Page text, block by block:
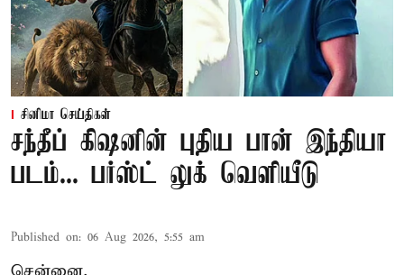
சினிமா செய்திகள்
சந்தீப் கிஷனின் புதிய பான் இந்தியா
படம்... பர்ஸ்ட் லுக் வெளியீடு
Published on: 06 Aug 2026, 5:55 am
சென்னை,